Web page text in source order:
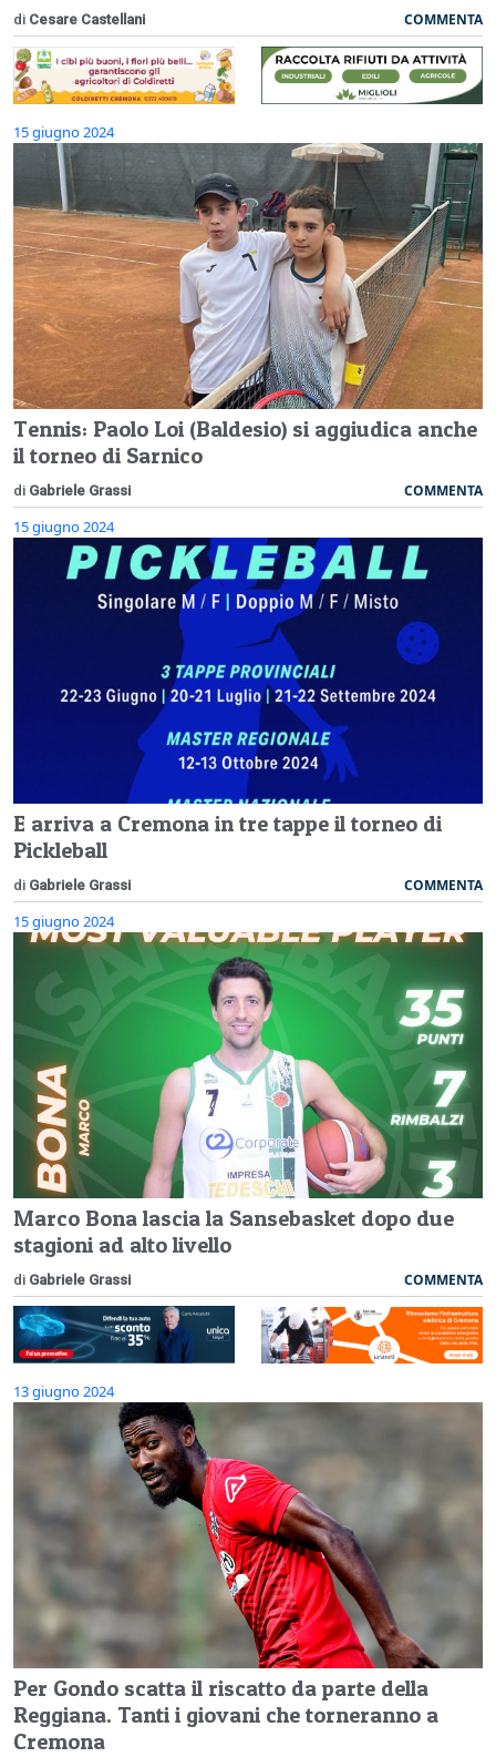
di Cesare Castellani COMMENTA
15 giugno 2024
Tennis: Paolo Loi (Baldesio) si aggiudica anche
il torneo di Sarnico
di Gabriele Grassi COMMENTA
15 giugno 2024
E arriva a Cremona in tre tappe il torneo di
Pickleball
di Gabriele Grassi COMMENTA
15 giugno 2024
Marco Bona lascia la Sansebasket dopo due
stagioni ad alto livello
di Gabriele Grassi COMMENTA
13 giugno 2024
Per Gondo scatta il riscatto da parte della
Reggiana. Tanti i giovani che torneranno a
Cremona